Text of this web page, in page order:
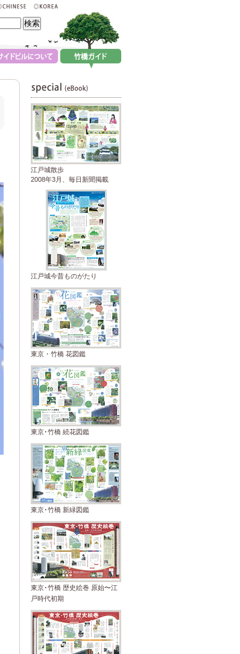
江戸城散歩
2008年3月、毎日新聞掲載
江戸城今昔ものがたり
東京・竹橋 花図鑑
東京･竹橋 続花図鑑
東京･竹橋 新緑図鑑
東京･竹橋 歴史絵巻 原始〜江
戸時代初期